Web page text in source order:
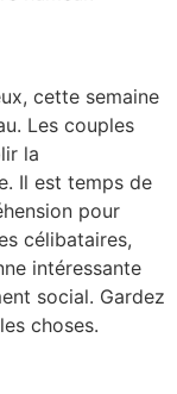
cette semaine
Les couples
la
Il est temps de
pour
célibataires,
intéressante
social. Gardez
choses.